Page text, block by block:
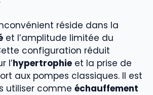
réside dans la
et l’amplitude limitée du
configuration réduit
l’hypertrophie et la prise de
aux pompes classiques. Il est
utiliser comme échauffement